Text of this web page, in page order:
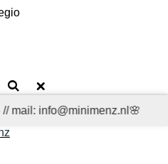
mail: info@minimenz.nl🌸